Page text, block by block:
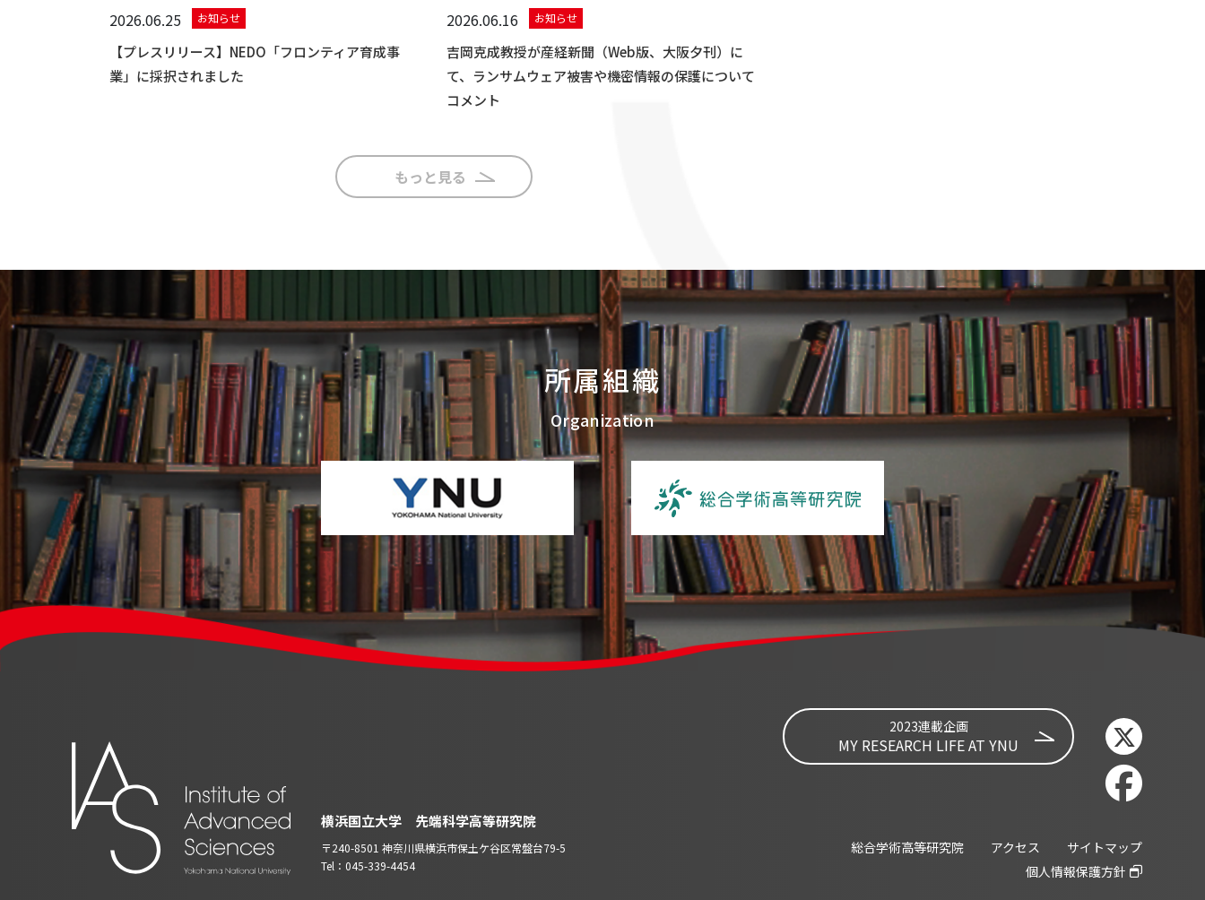
2026.06.25 お知らせ
【プレスリリース】NEDO「フロンティア育成事
業」に採択されました
2026.06.16 お知らせ
吉岡克成教授が産経新聞（Web版、大阪夕刊）に
て、ランサムウェア被害や機密情報の保護について
コメント
もっと見る
所属組織
Organization
横浜国立大学 先端科学高等研究院
〒240-8501 神奈川県横浜市保土ケ谷区常盤台79-5
Tel：045-339-4454
2023連載企画
MY RESEARCH LIFE AT YNU
総合学術高等研究院 アクセス
サイトマップ
個人情報保護方針